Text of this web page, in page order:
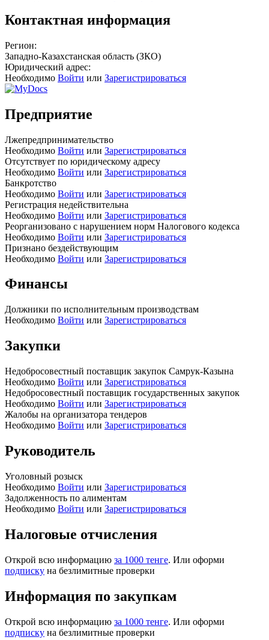
Контактная информация
Регион:
Западно-Казахстанская область (ЗКО)
Юридический адрес:
Необходимо Войти или Зарегистрироваться
Предприятие
Лжепредпринимательство
Необходимо Войти или Зарегистрироваться
Отсутствует по юридическому адресу
Необходимо Войти или Зарегистрироваться
Банкротство
Необходимо Войти или Зарегистрироваться
Регистрация недействительна
Необходимо Войти или Зарегистрироваться
Реорганизовано с нарушением норм Налогового кодекса
Необходимо Войти или Зарегистрироваться
Признано бездействующим
Необходимо Войти или Зарегистрироваться
Финансы
Должники по исполнительным производствам
Необходимо Войти или Зарегистрироваться
Закупки
Недобросовестный поставщик закупок Самрук-Казына
Необходимо Войти или Зарегистрироваться
Недобросовестный поставщик государственных закупок
Необходимо Войти или Зарегистрироваться
Жалобы на организатора тендеров
Необходимо Войти или Зарегистрироваться
Руководитель
Уголовный розыск
Необходимо Войти или Зарегистрироваться
Задолженность по алиментам
Необходимо Войти или Зарегистрироваться
Налоговые отчисления
Открой всю информацию за 1000 тенге. Или оформи
подписку на безлимитные проверки
Информация по закупкам
Открой всю информацию за 1000 тенге. Или оформи
подписку на безлимитные проверки